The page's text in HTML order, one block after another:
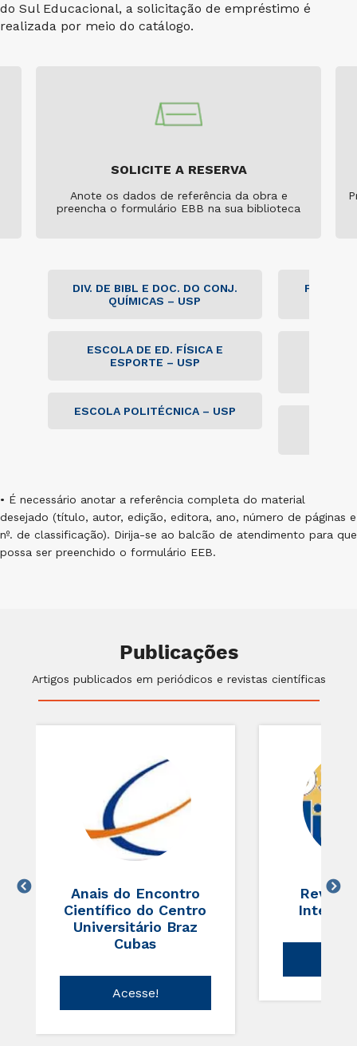
do Sul Educacional, a solicitação de empréstimo é
realizada por meio do catálogo.
SOLICITE A RESERVA
Anote os dados de referência da obra e
preencha o formulário EBB na sua biblioteca
DIV. DE BIBL E DOC. DO CONJ.
QUÍMICAS – USP
ESCOLA DE ED. FÍSICA E
ESPORTE – USP
ESCOLA POLITÉCNICA – USP
• É necessário anotar a referência completa do material
desejado (título, autor, edição, editora, ano, número de páginas e
nº. de classificação). Dirija-se ao balcão de atendimento para que
possa ser preenchido o formulário EEB.
Publicações
Artigos publicados em periódicos e revistas científicas
Anais do Encontro
Científico do Centro
Universitário Braz
Cubas
Acesse!
Revista